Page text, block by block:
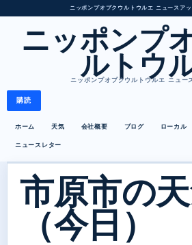
ニッポンプオプクウルトウルエ ニュースアッ
ニッポンプ
ルトウ
ニッポンプオプクウルトウルエ ニュー
購読
ホーム 天気 会社概要 ブログ ローカル
ニュースレター
市原市の
（今日）